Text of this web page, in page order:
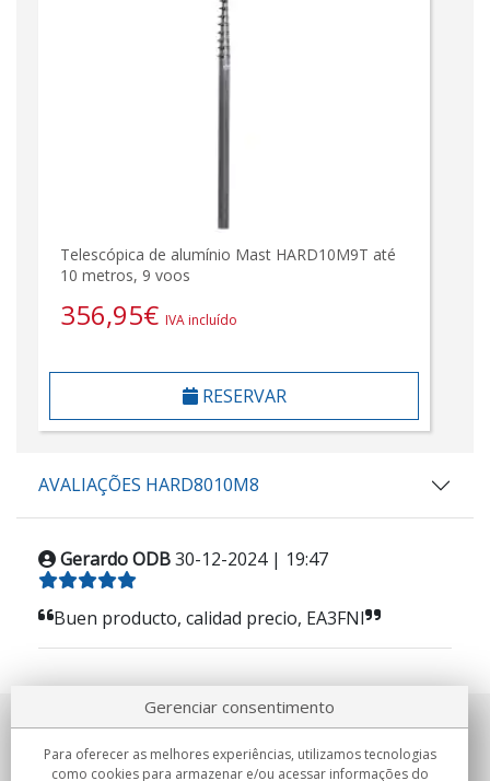
Telescópica de alumínio Mast HARD10M9T até
10 metros, 9 voos
356,95€ IVA incluído
RESERVAR
AVALIAÇÕES HARD8010M8
Gerardo ODB30-12-2024 | 19:47
Buen producto, calidad precio, EA3FNI
Sobre nosotros
Gerenciar consentimento
Para oferecer as melhores experiências, utilizamos tecnologias
como cookies para armazenar e/ou acessar informações do